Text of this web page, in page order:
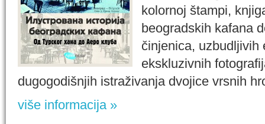
kolornoj štampi,
beogradskih kafana
činjenica, uzbudljivih
ekskluzivnih
dugogodišnjih istraživanja dvojice vrsnih
više informacija »